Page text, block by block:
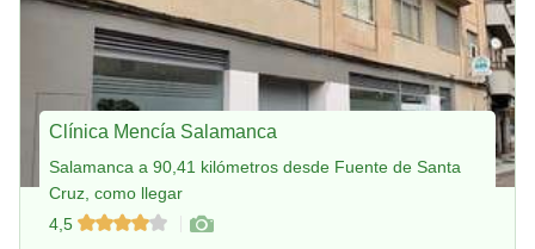
Clínica Mencía Salamanca
Salamanca a 90,41 kilómetros desde Fuente de Santa
Cruz, como llegar
4,5